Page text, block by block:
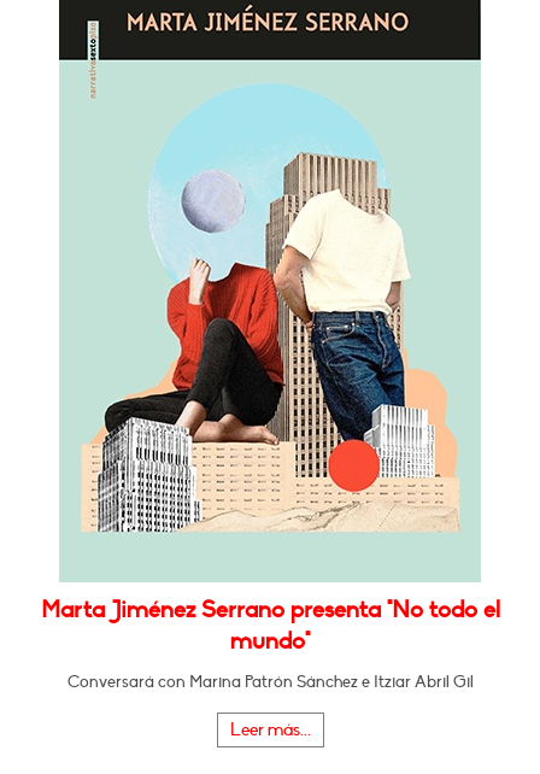
Marta Jiménez Serrano presenta "No todo el
mundo"
Conversará con Marina Patrón Sánchez e Itziar Abril Gil
Leer más...